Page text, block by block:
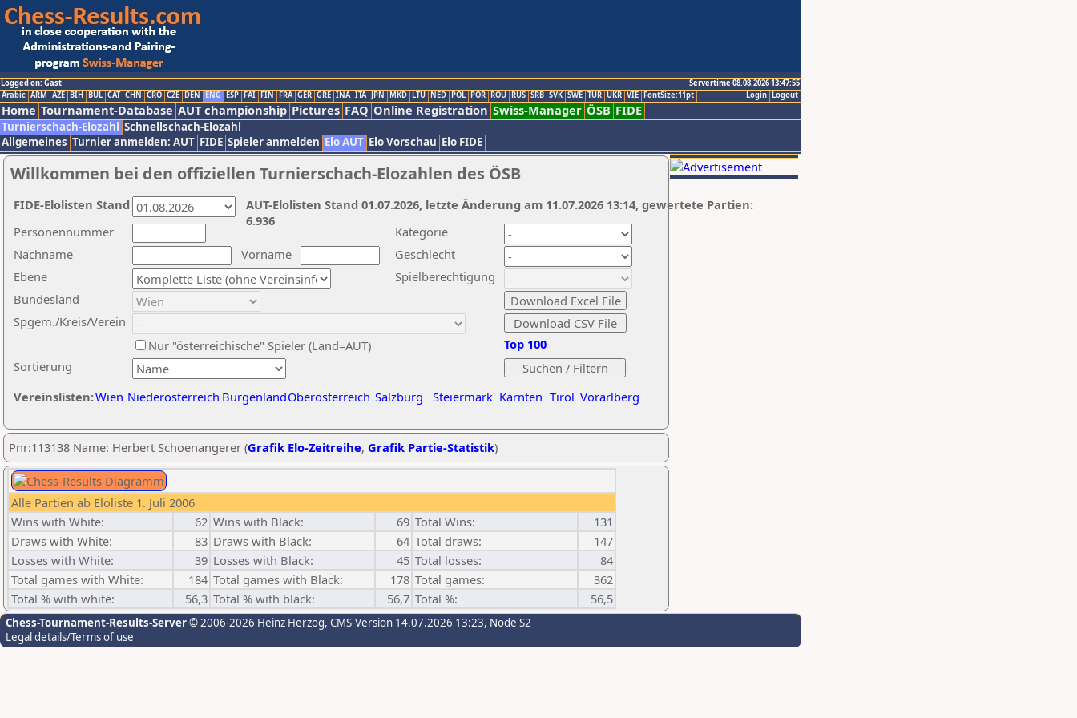
Logged on: Gast
Servertime 08.08.2026 13:47:55
Logout
Login
Arabic ARM AZE BIH BUL CAT CHN CRO CZE DEN ENG ESP FAI FIN FRA GER GRE INA ITA JPN MKD LTU NED POL POR ROU RUS SRB SVK SWE TUR UKR VIE FontSize:11pt
Home Tournament-Database AUT championship Pictures FAQ Online Registration Swiss-Manager ÖSB FIDE
Turnierschach-Elozahl Schnellschach-Elozahl
Allgemeines Turnier anmelden: AUT FIDE Spieler anmelden Elo AUT Elo Vorschau Elo FIDE
Willkommen bei den offiziellen Turnierschach-Elozahlen des ÖSB
Nachname
Vorname
Ebene
Kategorie
Sortierung
Personennummer
Bundesland
Spgem./Kreis/Verein
Geschlecht
Nur "österreichische" Spieler (Land=AUT)
Spielberechtigung
Vereinslisten:Wien Niederösterreich BurgenlandOberösterreich Salzburg Steiermark Kärnten Tirol Vorarlberg
Top 100
AUT-Elolisten Stand 01.07.2026, letzte Änderung am 11.07.2026 13:14, gewertete Partien:
6.936
FIDE-Elolisten Stand
Pnr:113138 Name: Herbert Schoenangerer (Grafik Elo-Zeitreihe, Grafik Partie-Statistik)
Alle Partien ab Eloliste 1. Juli 2006
Wins with White:
62 Wins with Black: 69 Total Wins:
131
Draws with White:
83 Draws with Black: 64 Total draws:
147
Losses with White:
39 Losses with Black: 45 Total losses:
84
Total games with White:
184 Total games with Black: 178 Total games:
362
Total % with white:
56,3 Total % with black: 56,7 Total %: 56,5
Chess-Tournament-Results-Server© 2006-2026 Heinz Herzog, CMS-Version 14.07.2026 13:23, Node S2
Legal details/Terms of use